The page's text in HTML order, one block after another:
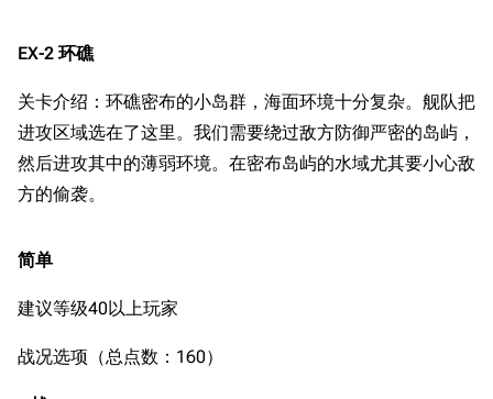
EX-2 环礁
关卡介绍：环礁密布的小岛群，海面环境十分复杂。舰队把
进攻区域选在了这里。我们需要绕过敌方防御严密的岛屿，
然后进攻其中的薄弱环境。在密布岛屿的水域尤其要小心敌
方的偷袭。
简单
建议等级40以上玩家
战况选项（总点数：160）